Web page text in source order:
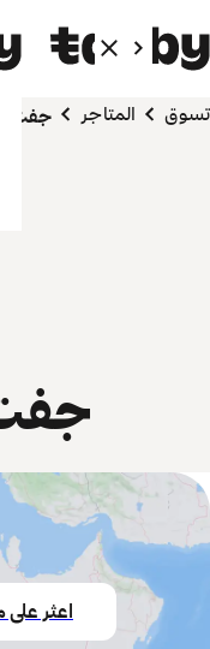
تسوق المتاجر جفت
اعثر